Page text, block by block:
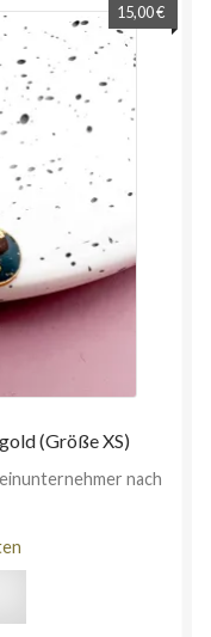
(Größe XS)
15,00€
nach